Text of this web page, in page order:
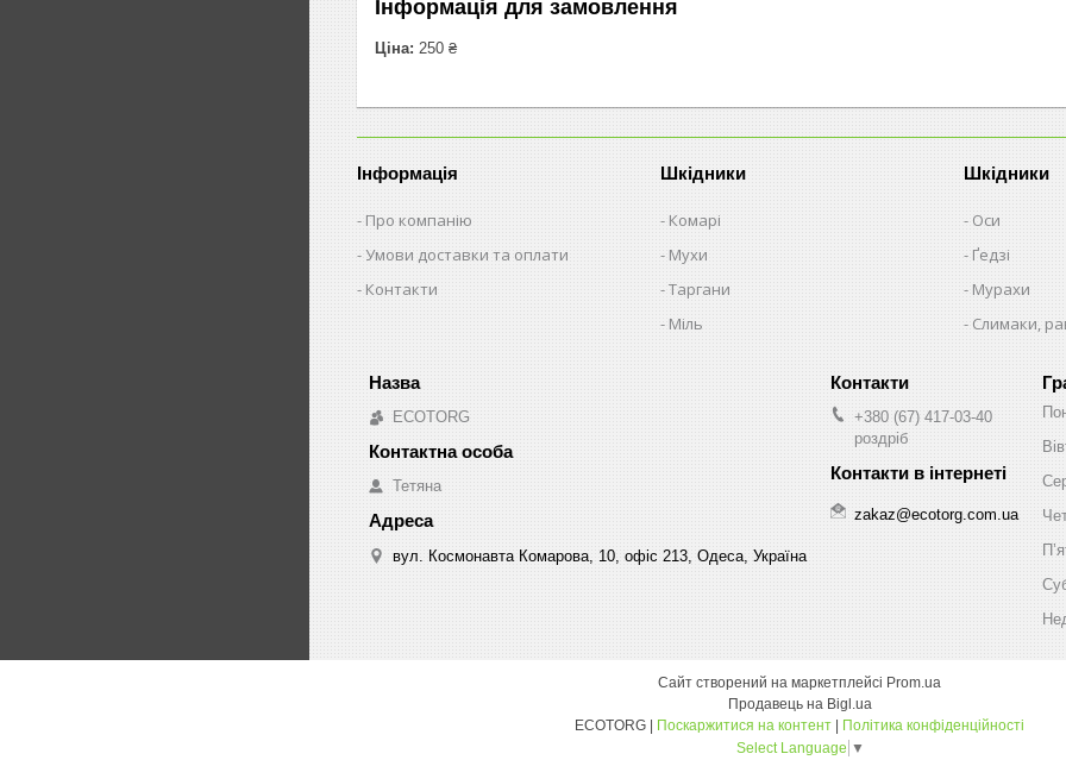
Інформація для замовлення
Ціна: 250 ₴
Інформація
Про компанію
Умови доставки та оплати
Контакти
Шкідники
Комарі
Мухи
Таргани
Міль
Шкідники
Оси
Ґедзі
Мурахи
Слимаки,
ECOTORG
Тетяна
вул. Космонавта Комарова, 10, офіс 213, Одеса, Україна
+380 (67) 417-03-40
роздріб
zakaz@ecotorg.com.ua
Сайт створений на маркетплейсі Prom.ua
Продавець на Bigl.ua
Поскаржитися на контент
Політика конфіденційності
Select Language ▼